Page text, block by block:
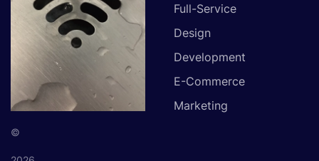
©
Full-Service
Design
Development
E-Commerce
Marketing